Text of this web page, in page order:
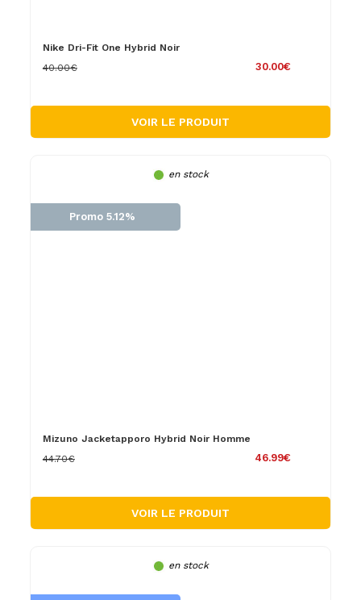
Nike Dri-Fit One Hybrid Noir
30.00€
40.00€
VOIR LE PRODUIT
en stock
Promo 5.12%
Mizuno Jacketapporo Hybrid Noir Homme
46.99€
44.70€
VOIR LE PRODUIT
en stock